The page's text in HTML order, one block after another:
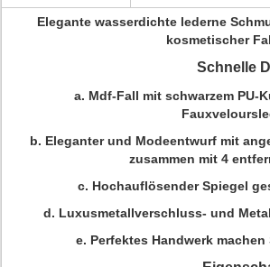
Elegante wasserdichte lederne
kosmetischer
Schnelle
a. Mdf-Fall mit schwarzem PU-
b. Eleganter und Modeentwurf mit
zusammen mit 4
c. Hochauflösender Spiegel
d. Luxusmetallverschluss- und
e. Perfektes Handwerk